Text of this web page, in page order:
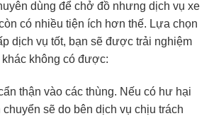
dùng để chở đồ nhưng dịch vụ xe
có nhiều tiện ích hơn thế. Lựa chọn
dịch vụ tốt, bạn sẽ được trải nghiệm
không có được:
thận vào các thùng. Nếu có hư hại
sẽ do bên dịch vụ chịu trách